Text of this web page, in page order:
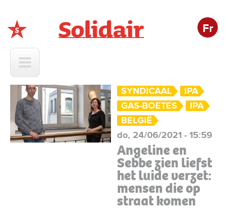
Fr
SYNDICAAL
IPA
GAS-BOETES
IPA
BELGIË
do, 24/06/2021 - 15:59
Angeline en
Sebbe zien liefst
het luide verzet:
mensen die op
straat komen